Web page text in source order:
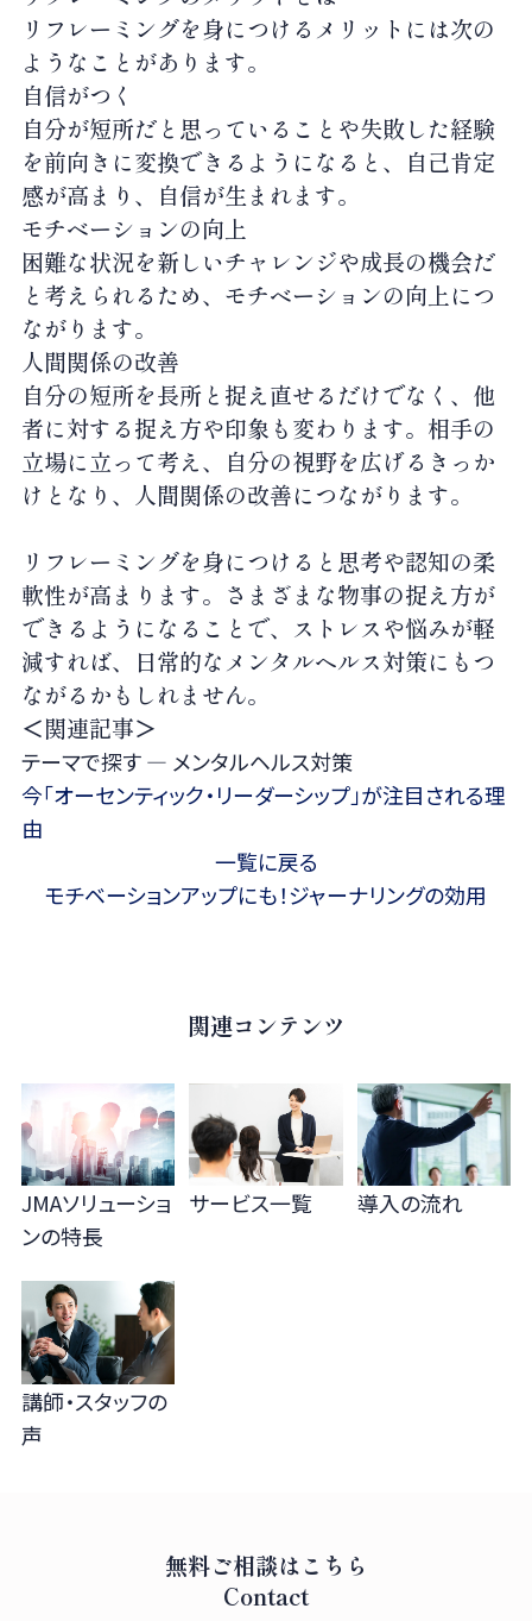
リフレーミングを身につけるメリットには次の
ようなことがあります。
自信がつく
自分が短所だと思っていることや失敗した経験
を前向きに変換できるようになると、自己肯定
感が高まり、自信が生まれます。
モチベーションの向上
困難な状況を新しいチャレンジや成長の機会だ
と考えられるため、モチベーションの向上につ
ながります。
人間関係の改善
自分の短所を長所と捉え直せるだけでなく、他
者に対する捉え方や印象も変わります。相手の
立場に立って考え、自分の視野を広げるきっか
けとなり、人間関係の改善につながります。
リフレーミングを身につけると思考や認知の柔
軟性が高まります。さまざまな物事の捉え方が
できるようになることで、ストレスや悩みが軽
減すれば、日常的なメンタルヘルス対策にもつ
ながるかもしれません。
＜関連記事＞
テーマで探す ― メンタルヘルス対策
今「オーセンティック・リーダーシップ」が注目される理
由
一覧に戻る
モチベーションアップにも！ジャーナリングの効用
関連コンテンツ
JMAソリューショ
ンの特長
サービス一覧 導入の流れ
講師・スタッフの
声
無料ご相談はこちら
Contact